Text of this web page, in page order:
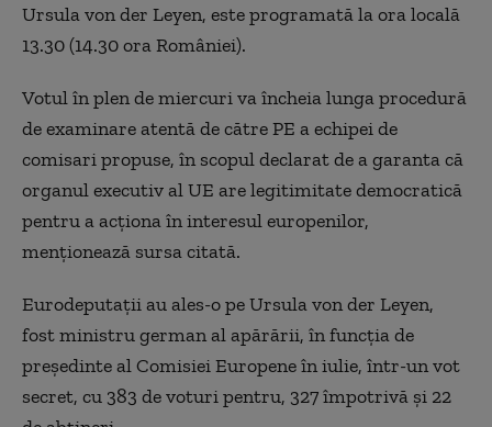
Ursula von der Leyen, este programată la ora locală
13.30 (14.30 ora României).
Votul în plen de miercuri va încheia lunga procedură
de examinare atentă de către PE a echipei de
comisari propuse, în scopul declarat de a garanta că
organul executiv al UE are legitimitate democratică
pentru a acţiona în interesul europenilor,
menţionează sursa citată.
Eurodeputaţii au ales-o pe Ursula von der Leyen,
fost ministru german al apărării, în funcţia de
preşedinte al Comisiei Europene în iulie, într-un vot
secret, cu 383 de voturi pentru, 327 împotrivă şi 22